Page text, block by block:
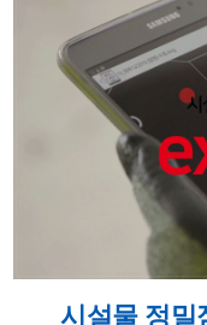
시설물 정밀